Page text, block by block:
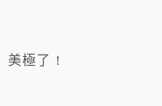
美極了 !